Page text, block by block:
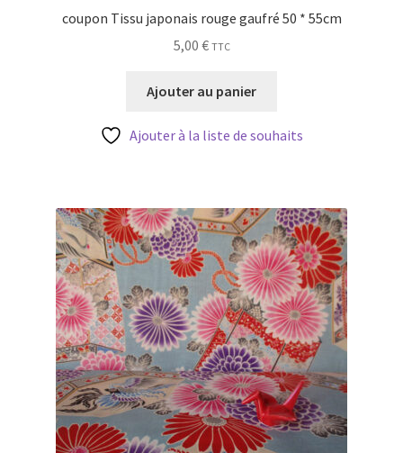
coupon Tissu japonais rouge gaufré 50 * 55cm
5,00 € TTC
Ajouter au panier
Ajouter à la liste de souhaits